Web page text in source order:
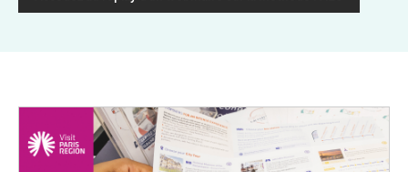
S'investir dans le label
L'organisation des visites
Inscription à la newsletter
Grands Evènements